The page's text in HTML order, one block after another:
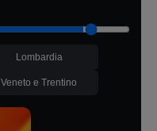
Lombardia
Veneto e Trentino